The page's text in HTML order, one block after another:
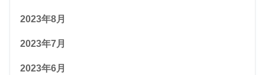
2023年8月
2023年7月
2023年6月